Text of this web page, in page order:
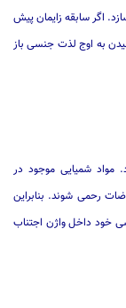
اگر سابقه زایمان پیش
به اوج لذت جنسی باز
شمیایی موجود در
رحمی شوند. بنابراین
خود داخل واژن اجتناب